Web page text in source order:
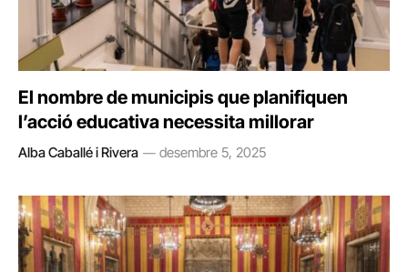
El nombre de municipis que planifiquen
l’acció educativa necessita millorar
Alba Caballé i Rivera desembre 5, 2025